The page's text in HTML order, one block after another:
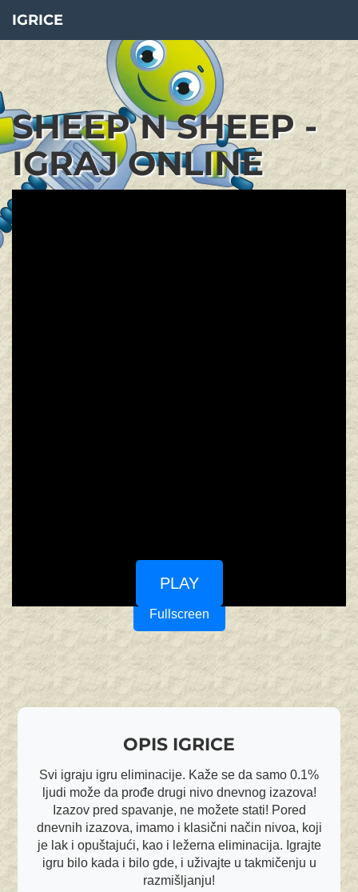
IGRICE
SHEEP N SHEEP -
IGRAJ ONLINE
PLAY
Fullscreen
OPIS IGRICE
Svi igraju igru eliminacije. Kaže se da samo 0.1%
ljudi može da prođe drugi nivo dnevnog izazova!
Izazov pred spavanje, ne možete stati! Pored
dnevnih izazova, imamo i klasični način nivoa, koji
je lak i opuštajući, kao i ležerna eliminacija. Igrajte
igru bilo kada i bilo gde, i uživajte u takmičenju u
razmišljanju!